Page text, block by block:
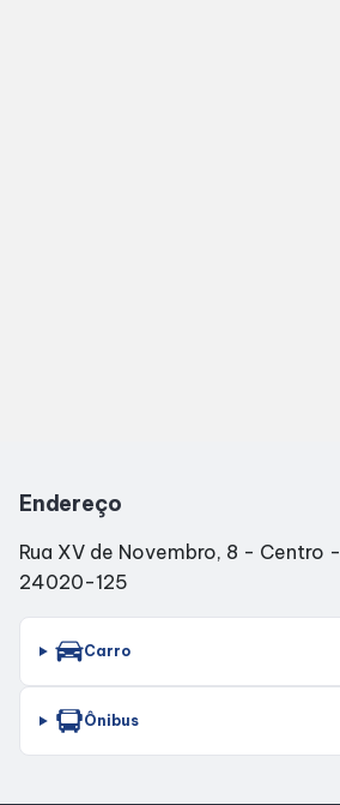
Alimentação
Programa de Benefícios
Endereço
Rua XV de Novembro, 8 - Centro
24020-125
Carro
Ônibus